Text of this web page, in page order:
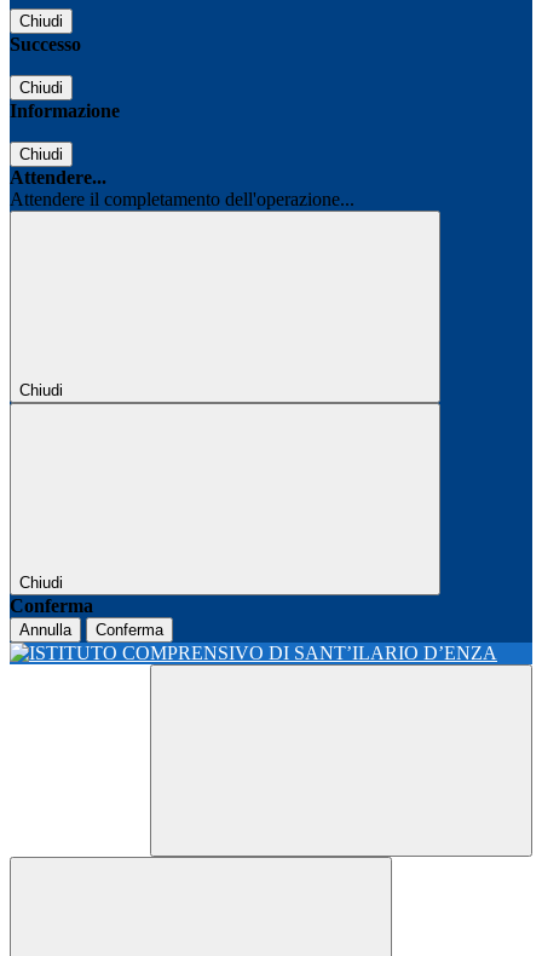
Chiudi
Successo
Chiudi
Informazione
Chiudi
Attendere...
Attendere il completamento dell'operazione...
Chiudi
Chiudi
Conferma
Annulla Conferma